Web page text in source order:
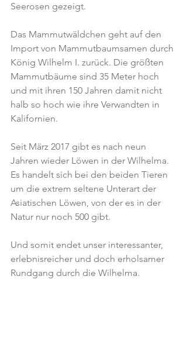
Seerosen gezeigt.
Das Mammutwäldchen geht auf den
Import von Mammutbaumsamen durch
König Wilhelm I. zurück. Die größten
Mammutbäume sind 35 Meter hoch
und mit ihren 150 Jahren damit nicht
halb so hoch wie ihre Verwandten in
Kalifornien.
Seit März 2017 gibt es nach neun
Jahren wieder Löwen in der Wilhelma.
Es handelt sich bei den beiden Tieren
um die extrem seltene Unterart der
Asiatischen Löwen, von der es in der
Natur nur noch 500 gibt.
Und somit endet unser interessanter,
erlebnisreicher und doch erholsamer
Rundgang durch die Wilhelma.